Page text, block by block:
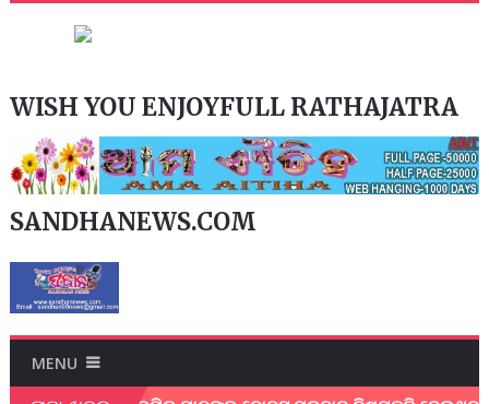
WISH YOU ENJOYFULL RATHAJATRA
SANDHANEWS.COM
MENU